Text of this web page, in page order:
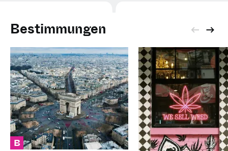
Bestimmungen
B